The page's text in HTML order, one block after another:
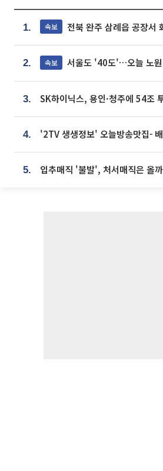
1. 속보 전북 완주 삼례읍 공장서
2. 속보 서울도 '40도'…오늘 노
3.
4.
5. 입추매직 '불발', 처서매직은 올